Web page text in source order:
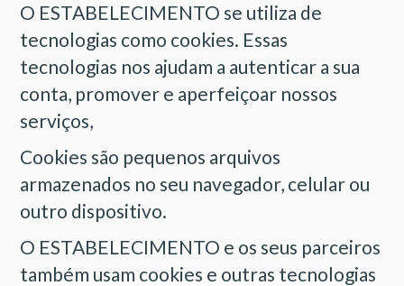
O ESTABELECIMENTO se utiliza de
tecnologias como cookies. Essas
tecnologias nos ajudam a autenticar a sua
conta, promover e aperfeiçoar nossos
serviços,
Cookies são pequenos arquivos
armazenados no seu navegador, celular ou
outro dispositivo.
O ESTABELECIMENTO e os seus parceiros
também usam cookies e outras tecnologias